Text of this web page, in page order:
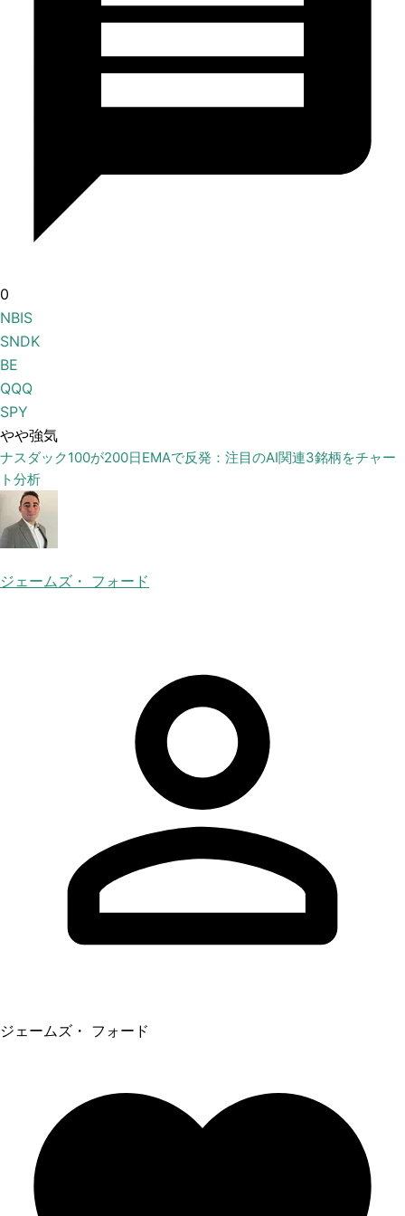
0
NBIS
SNDK
BE
QQQ
SPY
やや強気
ナスダック100が200日EMAで反発：注目のAI関連3銘柄をチャー
ト分析
ジェームズ・ フォード
ジェームズ・ フォード